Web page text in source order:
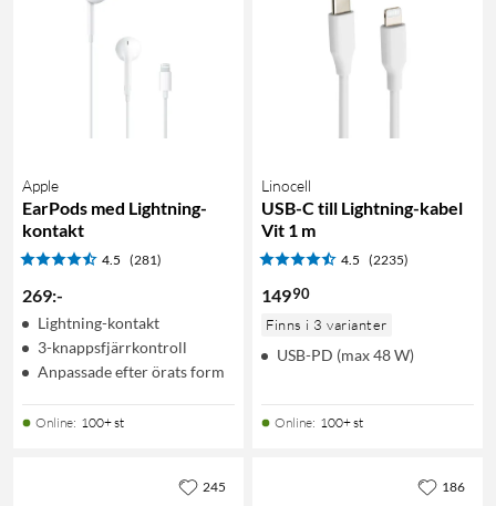
Apple
EarPods med Lightning-
kontakt
4.5 (281)
269:-
Lightning-kontakt
3-knappsfjärrkontroll
Anpassade efter örats form
Online: 100+ st
Linocell
USB-C till Lightning-kabel
Vit 1 m
4.5 (2235)
14990
Finns i 3 varianter
USB-PD (max 48 W)
Online: 100+ st
245 186